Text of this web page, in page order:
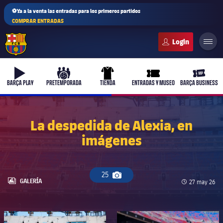
⚽Ya a la venta las entradas para los primeros partidos
COMPRAR ENTRADAS
b-play
BARÇA PLAY
culers-ball
PRETEMPORADA
uniform
TIENDA
ticket-full
ENTRADAS Y MUSEO
ticket-
BARÇA BUSINESS
La despedida de Alexia, en
imágenes
25
Icono de cámara
LABEL.ARIA.GALLERY
GALERÍA Fecha de
27 may 26
FC Barcelona club badge FC Barcelona club badge